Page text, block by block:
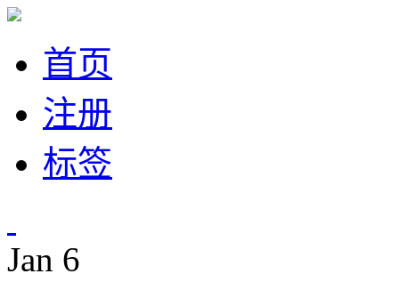
首页
注册
标签
Jan 6